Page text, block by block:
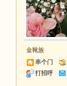
金靴族
串个门
打招呼